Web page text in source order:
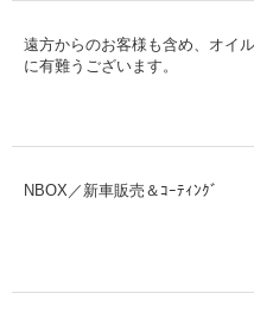
遠方からのお客様も含め、オイ
に有難うございます。
NBOX／新車販売＆ｺｰﾃｨﾝｸﾞ